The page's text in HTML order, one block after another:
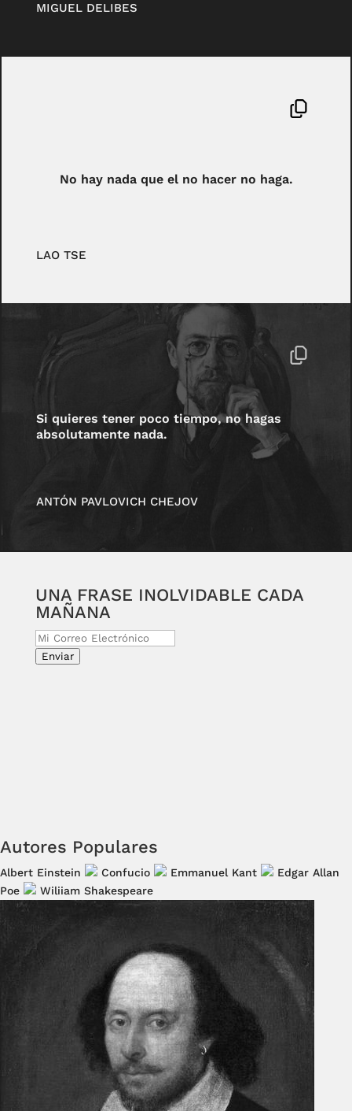
MIGUEL DELIBES
No hay nada que el no hacer no haga.
LAO TSE
Si quieres tener poco tiempo, no hagas
absolutamente nada.
ANTÓN PAVLOVICH CHEJOV
UNA FRASE INOLVIDABLE CADA
MAÑANA
Enviar
Autores Populares
Albert Einstein Confucio Emmanuel Kant
Edgar Allan
Poe
Wiliiam Shakespeare